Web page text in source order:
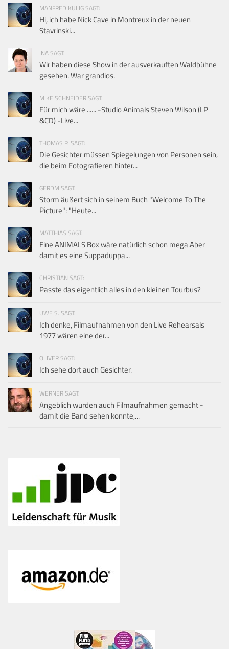
MANFRED KULIG SAGT:
Hi, ich habe Nick Cave in Montreux in der neuen
Stavrinski...
INA SAGT:
Wir haben diese Show in der ausverkauften Waldbühne
gesehen. War grandios.
MIKE SCHNEIDER SAGT:
Für mich wäre ...... -Studio Animals Steven Wilson (LP
&CD) -Live...
THOMAS P. SAGT:
Die Gesichter müssen Spiegelungen von Personen sein,
die beim Fotografieren hinter...
GERDM SAGT:
Storm äußert sich in seinem Buch "Welcome To The
Picture": "Heute...
MATTHIAS SAGT:
Eine ANIMALS Box wäre natürlich schon mega.Aber
damit es eine Suppaduppa...
CHRISTIAN SAGT:
Passte das eigentlich alles in den kleinen Tourbus?
UWE S. SAGT:
Ich denke, Filmaufnahmen von den Live Rehearsals
1977 wären eine der...
OLIVER SAGT:
Ich sehe dort auch Gesichter.
WERNER SAGT:
Angeblich wurden auch Filmaufnahmen gemacht -
damit die Band sehen konnte,...